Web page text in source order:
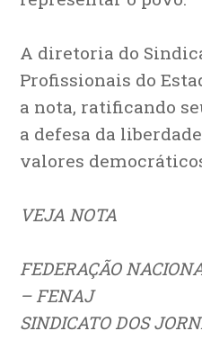
A diretoria do
Profissionais do
a nota, ratificando
a defesa da
valores
VEJA NOTA
FEDERAÇÃO
– FENAJ
SINDICATO DOS